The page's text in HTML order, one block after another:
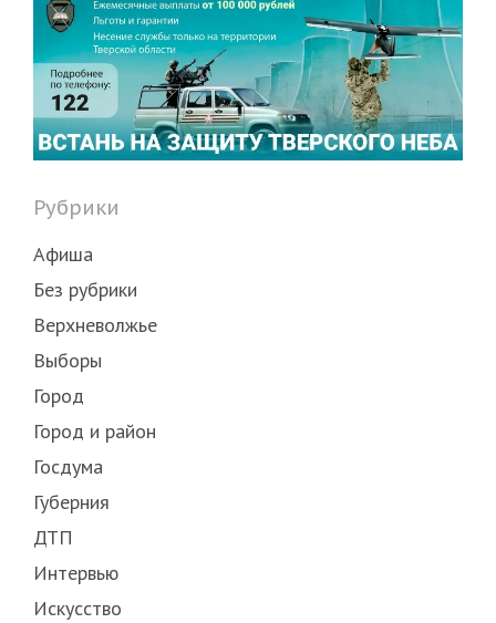
Рубрики
Афиша
Без рубрики
Верхневолжье
Выборы
Город
Город и район
Госдума
Губерния
ДТП
Интервью
Искусство